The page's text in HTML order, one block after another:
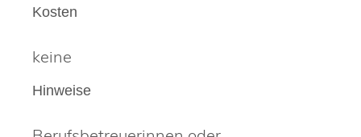
Kosten
keine
Hinweise